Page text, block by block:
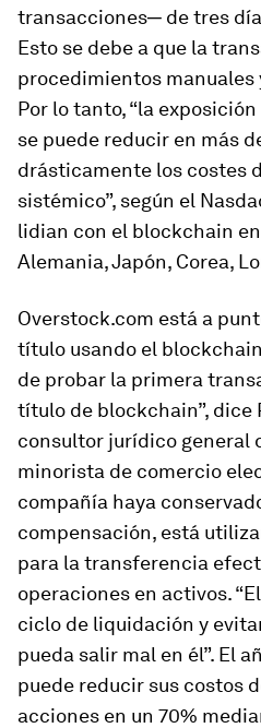
transacciones─ de tres
Esto se debe a que la
procedimientos manuales
Por lo tanto, “la
se puede reducir en más
drásticamente los costes
sistémico”, según el
lidian con el blockchain
Alemania, Japón, Corea,
Overstock.com está a
título usando el
de probar la primera
título de blockchain”, dice
consultor jurídico general
minorista de comercio
compañía haya
compensación, está
para la transferencia
operaciones en activos.
ciclo de liquidación y
pueda salir mal en él”. El
puede reducir sus costos
acciones en un 70%